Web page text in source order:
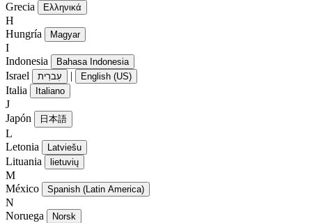
Grecia
Ελληνικά
H
Hungría
Magyar
I
Indonesia
Bahasa Indonesia
Israel עִברִית | English (US)
Italia Italiano
J
Japón
日本語
L
Letonia
Latviešu
Lituania lietuvių
M
México
Spanish (Latin America)
N
Noruega
Norsk